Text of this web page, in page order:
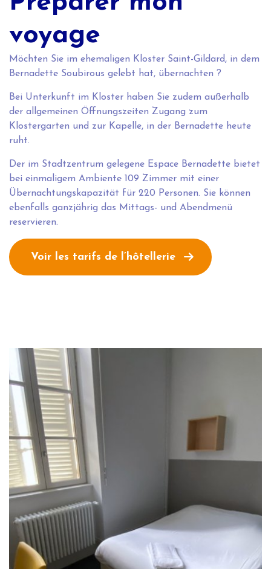
voyage
Möchten Sie im ehemaligen Kloster Saint-Gildard, in dem
Bernadette Soubirous gelebt hat, übernachten ?
Bei Unterkunft im Kloster haben Sie zudem außerhalb
der allgemeinen Öffnungszeiten Zugang zum
Klostergarten und zur Kapelle, in der Bernadette heute
ruht.
Der im Stadtzentrum gelegene Espace Bernadette bietet
bei einmaligem Ambiente 109 Zimmer mit einer
Übernachtungskapazität für 220 Personen. Sie können
ebenfalls ganzjährig das Mittags- und Abendmenü
reservieren.
Voir les tarifs de l’hôtellerie